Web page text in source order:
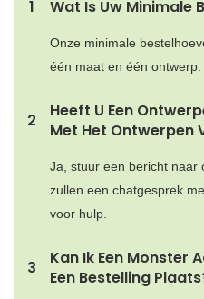
1 Wat Is Uw Minimale
Onze minimale
één maat en één ontwerp.
2
Heeft U Een
Met Het Ontwerpen
Ja, stuur een bericht naar
zullen een chatgesprek
voor hulp.
3
Kan Ik Een Monster
Een Bestelling